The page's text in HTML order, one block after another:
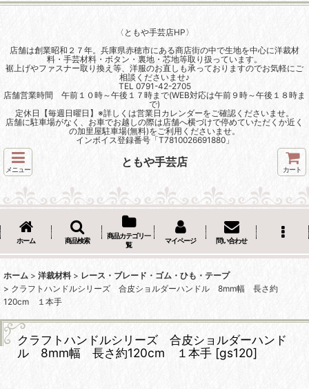
〈ともや手芸店HP〉
店舗は創業昭和２７年。兵庫県赤穂市にある商店街の中で生地を中心に洋裁材
料・手芸材料・ボタン・裏地・芯地等取り扱っています。
裾上げやファスナー取り換え等、洋服のお直しも承っておりますのでお気軽にご
相談くださいませ♪
TEL 0791-42-2705
店舗営業時間 午前１０時～午後１７時まで(WEB対応は午前９時～午後１８時ま
で)
定休日【毎週日曜日】※詳しくは営業日カレンダーをご確認くださいませ。
店舗に駐車場がなく、お車でお越しの際は店舗へ横づけで停めていただくか近く
の加里屋駐車場(無料)をご利用くださいませ。
インボイス登録番号「T7810026691880」
メニュー
ともや手芸店
カート
ホーム 商品検索
商品カテゴリ一
覧
マイページ 問い合わせ
ホーム > 洋裁材料 > レース・ブレード・ゴム・ひも・テープ
> クラフトハンドルシリーズ 合皮ショルダーハンドル 8mm幅 長さ約
120cm １本手
クラフトハンドルシリーズ 合皮ショルダーハンド
ル 8mm幅 長さ約120cm １本手 [gs120]